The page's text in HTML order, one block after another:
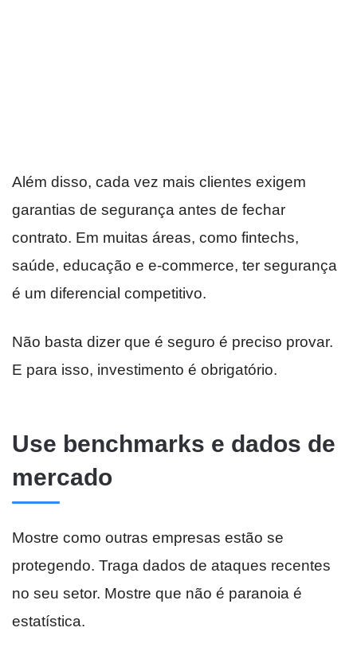
Além disso, cada vez mais clientes exigem
garantias de segurança antes de fechar
contrato. Em muitas áreas, como fintechs,
saúde, educação e e-commerce, ter segurança
é um diferencial competitivo.
Não basta dizer que é seguro é preciso provar.
E para isso, investimento é obrigatório.
Use benchmarks e dados de
mercado
Mostre como outras empresas estão se
protegendo. Traga dados de ataques recentes
no seu setor. Mostre que não é paranoia é
estatística.